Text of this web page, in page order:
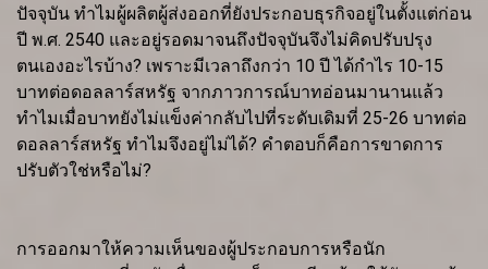
ปัจจุบัน ทำไมผู้ผลิตผู้ส่งออกที่ยังประกอบธุรกิจอยู่ในตั้งแต่ก่อน
ปี พ.ศ. 2540 และอยู่รอดมาจนถึงปัจจุบันจึงไม่คิดปรับปรุง
ตนเองอะไรบ้าง? เพราะมีเวลาถึงกว่า 10 ปี ได้กำไร 10-15
บาทต่อดอลลาร์สหรัฐ จากภาวการณ์บาทอ่อนมานานแล้ว
ทำไมเมื่อบาทยังไม่แข็งค่ากลับไปที่ระดับเดิมที่ 25-26 บาทต่อ
ดอลลาร์สหรัฐ ทำไมจึงอยู่ไม่ได้? คำตอบก็คือการขาดการ
ปรับตัวใช่หรือไม่?
การออกมาให้ความเห็นของผู้ประกอบการหรือนัก